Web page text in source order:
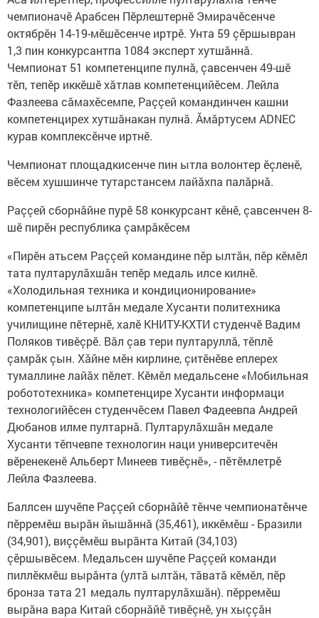
чемпионачӗ Арабсен Пӗрлештернӗ Эмирачӗсенче
октябрӗн 14-19-мӗшӗсенче иртрӗ. Унта 59 çӗршывран
1,3 пин конкурсантпа 1084 эксперт хутшăннă.
Чемпионат 51 компетенципе пулнă, çавсенчен 49-шӗ
тӗп, тепӗр иккӗшӗ хăтлав компетенцийӗсем. Лейла
Фазлеева сăмахӗсемпе, Раççей командинчен кашни
компетенцирех хутшăнакан пулнă. Ăмăртусем ADNEC
курав комплексӗнче иртнӗ.
Чемпионат площадкисенче пин ытла волонтер ӗçленӗ,
вӗсем хушшинче тутарстансем лайăхпа палăрнă.
Раççей сборнăйне пурӗ 58 конкурсант кӗнӗ, çавсенчен 8-
шӗ пирӗн республика çамрăкӗсем
«Пирӗн атьсем Раççей командине пӗр ылтăн, пӗр кӗмӗл
тата пултарулăхшăн тепӗр медаль илсе килнӗ.
«Холодильная техника и кондиционирование»
компетенципе ылтăн медале Хусанти политехника
училищине пӗтернӗ, халӗ КНИТУ-КХТИ студенчӗ Вадим
Поляков тивӗçрӗ. Вăл çав тери пултаруллă, тӗплӗ
çамрăк çын. Хăйне мӗн кирлине, çитӗнӗве еплерех
тумаллине лайăх пӗлет. Кӗмӗл медальсене «Мобильная
робототехника» компетенцире Хусанти информаци
технологийӗсен студенчӗсем Павел Фадеевпа Андрей
Дюбанов илме пултарнă. Пултарулăхшăн медале
Хусанти тӗпчевпе технологин наци университечӗн
вӗренекенӗ Альберт Минеев тивӗçнӗ», - пӗтӗмлетрӗ
Лейла Фазлеева.
Баллсен шучӗпе Раççей сборнăйӗ тӗнче чемпионатӗнче
пӗрремӗш вырăн йышăннă (35,461), иккӗмӗш - Бразили
(34,901), виççӗмӗш вырăнта Китай (34,103)
çӗршывӗсем. Медальсен шучӗпе Раççей команди
пиллӗкмӗш вырăнта (ултă ылтăн, тăватă кӗмӗл, пӗр
бронза тата 21 медаль пултарулăхшăн). пӗрремӗш
вырăна вара Китай сборнăйӗ тивӗçнӗ, ун хыççăн